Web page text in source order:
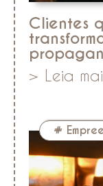
Clientes
> Leia
#